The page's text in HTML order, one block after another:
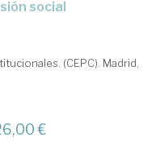
(CEPC). Madrid,
€